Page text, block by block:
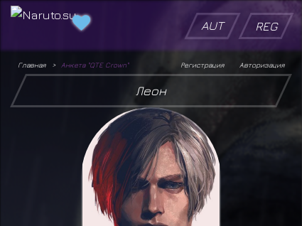
AUT REG
Главная Анкета "QTE Crown" Авторизация
Регистрация
Леон